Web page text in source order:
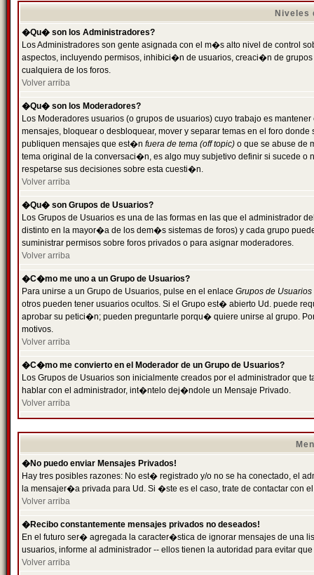
Niveles
�Qu� son los Administradores?
Los Administradores son gente asignada con el m�s alto nivel de control
aspectos, incluyendo permisos, inhibici�n de usuarios, creaci�n de
cualquiera de los foros.
Volver arriba
�Qu� son los Moderadores?
Los Moderadores usuarios (o grupos de usuarios) cuyo trabajo es
mensajes, bloquear o desbloquear, mover y separar temas en el foro
publiquen mensajes que est�n fuera de tema (off topic) o que se abuse de
tema original de la conversaci�n, es algo muy subjetivo definir si sucede
respetarse sus decisiones sobre esta cuesti�n.
Volver arriba
�Qu� son Grupos de Usuarios?
Los Grupos de Usuarios es una de las formas en las que el administrador
distinto en la mayor�a de los dem�s sistemas de foros) y cada grupo
suministrar permisos sobre foros privados o para asignar moderadores.
Volver arriba
�C�mo me uno a un Grupo de Usuarios?
Para unirse a un Grupo de Usuarios, pulse en el enlace Grupos de Usuarios
otros pueden tener usuarios ocultos. Si el Grupo est� abierto Ud. puede
aprobar su petici�n; pueden preguntarle porqu� quiere unirse al grupo.
motivos.
Volver arriba
�C�mo me convierto en el Moderador de un Grupo de Usuarios?
Los Grupos de Usuarios son inicialmente creados por el administrador
hablar con el administrador, int�ntelo dej�ndole un Mensaje Privado.
Volver arriba
�No puedo enviar Mensajes Privados!
Hay tres posibles razones: No est� registrado y/o no se ha conectado, el
la mensajer�a privada para Ud. Si �ste es el caso, trate de contactar con
Volver arriba
�Recibo constantemente mensajes privados no deseados!
En el futuro ser� agregada la caracter�stica de ignorar mensajes de una
usuarios, informe al administrador -- ellos tienen la autoridad para evitar
Volver arriba